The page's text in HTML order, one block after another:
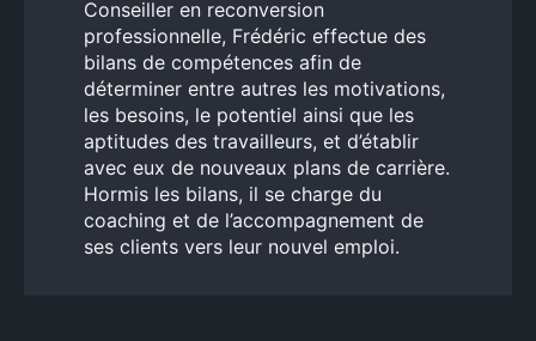
Conseiller en reconversion
professionnelle, Frédéric effectue des
bilans de compétences afin de
déterminer entre autres les motivations,
les besoins, le potentiel ainsi que les
aptitudes des travailleurs, et d’établir
avec eux de nouveaux plans de carrière.
Hormis les bilans, il se charge du
coaching et de l’accompagnement de
ses clients vers leur nouvel emploi.